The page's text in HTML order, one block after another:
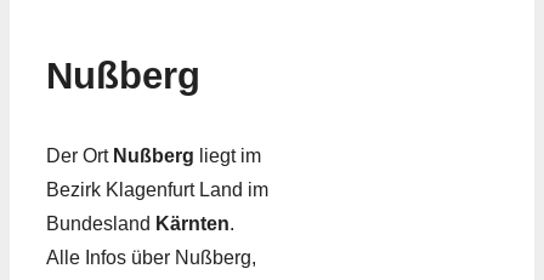
Nußberg
Der Ort Nußberg liegt im
Bezirk Klagenfurt Land im
Bundesland Kärnten.
Alle Infos über Nußberg,